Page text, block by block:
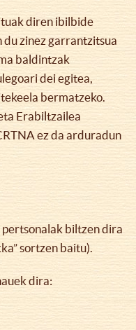
diren ibilbide
zinez garrantzitsua
baldintzak
dei egitea,
bermatzeko.
Erabiltzailea
ez da arduradun
biltzen dira
sortzen baitu).
dira: